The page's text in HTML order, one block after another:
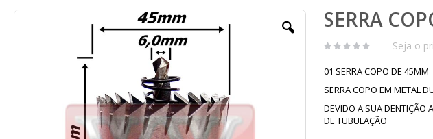
Pular
SERRA
Seja o
01 SERRA COPO DE 45MM
SERRA COPO EM METAL
DEVIDO A SUA DENTIÇÃO
DE TUBULAÇÃO